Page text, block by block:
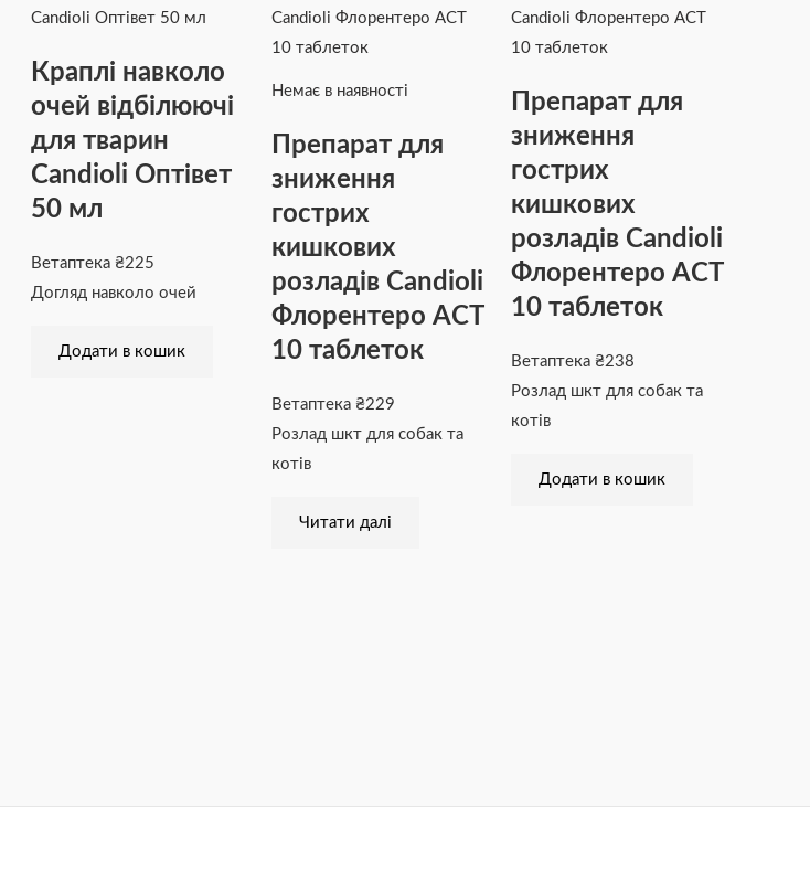
Краплі навколо
очей відбілюючі
для тварин
Candioli Оптівет
50 мл
Ветаптека ₴225
Догляд навколо очей
Додати в кошик
Немає в наявності
Препарат для
зниження
гострих
кишкових
розладів Candioli
Флорентеро АСТ
10 таблеток
Ветаптека ₴229
Розлад шкт для собак та
котів
Читати далі
Препарат для
зниження
гострих
кишкових
розладів Candioli
Флорентеро АСТ
10 таблеток
Ветаптека₴238
Розлад шкт для собак та
котів
Додати в кошик